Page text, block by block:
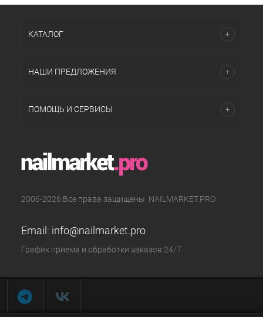
КАТАЛОГ
НАШИ ПРЕДЛОЖЕНИЯ
ПОМОЩЬ И СЕРВИСЫ
2006-2026 Все права защищены. NAILMARKET.PRO
Email: info@nailmarket.pro
График приема и обработки заказов 24/7